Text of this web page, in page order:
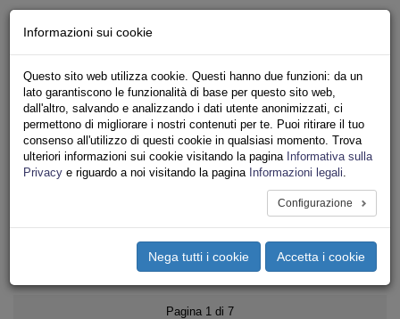
Iscriviti
Ricerca
Area Stampa
Privacy
LAVORO AGRICOLO
navigation
Toggle
Pagina 1 di 7
Informazioni sui cookie
Questo sito web utilizza cookie. Questi hanno due funzioni: da un
lato garantiscono le funzionalità di base per questo sito web,
dall'altro, salvando e analizzando i dati utente anonimizzati, ci
permettono di migliorare i nostri contenuti per te. Puoi ritirare il tuo
consenso all'utilizzo di questi cookie in qualsiasi momento. Trova
ulteriori informazioni sui cookie visitando la pagina Informativa sulla
Privacy e riguardo a noi visitando la pagina Informazioni legali.
Configurazione
Nega tutti i cookie Accetta i cookie